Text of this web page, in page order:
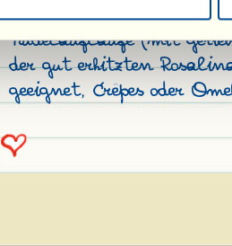
– ist ein Bezugspunkt in
Nudelaufläufe (mit
der gut erhitzten
geeignet, Crêpes oder